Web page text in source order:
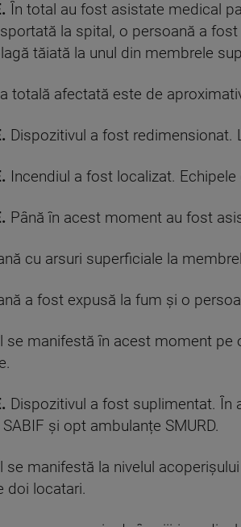
În total au fost asistate medical
la spital, o persoană a
tăiată la unul din membrele
totală afectată este de
Dispozitivul a fost redimensionat.
Incendiul a fost localizat.
Până în acest moment au fost
cu arsuri superficiale la
a fost expusă la fum și o
se manifestă în acest moment
Dispozitivul a fost suplimentat.
și opt ambulanțe SMURD.
se manifestă la nivelul
doi locatari.